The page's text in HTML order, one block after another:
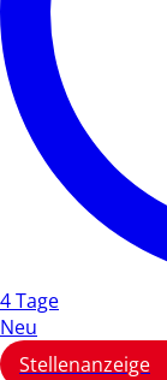
4 Tage
Neu
Stellenanzeige